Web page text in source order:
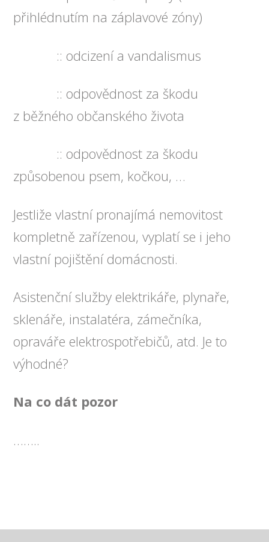
přihlédnutím na záplavové zóny)
:: odcizení a vandalismus
:: odpovědnost za škodu
z běžného občanského života
:: odpovědnost za škodu
způsobenou psem, kočkou, …
Jestliže vlastní pronajímá nemovitost
kompletně zařízenou, vyplatí se i jeho
vlastní pojištění domácnosti.
Asistenční služby elektrikáře, plynaře,
sklenáře, instalatéra, zámečníka,
opraváře elektrospotřebičů, atd. Je to
výhodné?
Na co dát pozor
……..